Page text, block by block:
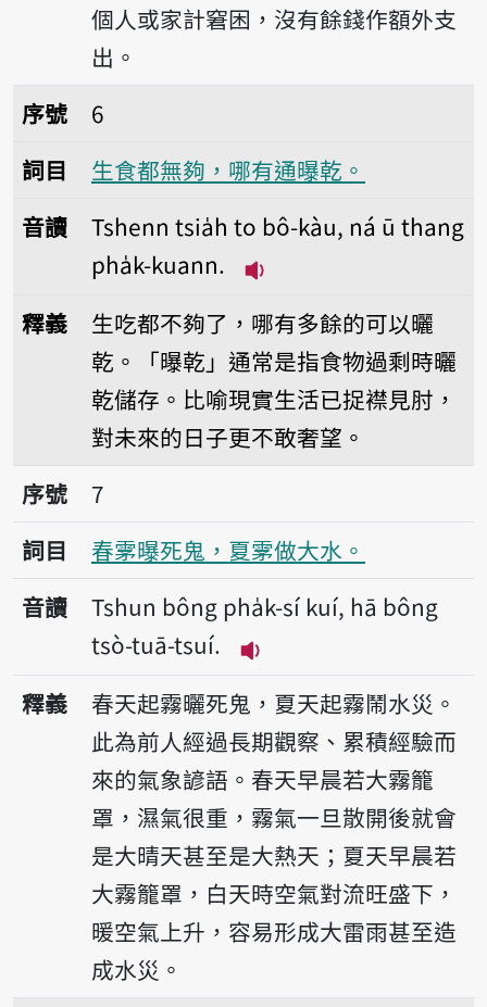
個人或家計窘困，沒有餘錢作額外支
出。
序號6生食都無夠，哪有通曝乾。
序號
6
詞目
生食都無夠，哪有通曝乾。
音讀
Tshenn tsia̍h to bô-kàu, ná ū thang
pha̍k-kuann.
釋義
生吃都不夠了，哪有多餘的可以曬
乾。「曝乾」通常是指食物過剩時曬
乾儲存。比喻現實生活已捉襟見肘，
對未來的日子更不敢奢望。
序號7春雺曝死鬼，夏雺做大水。
序號
7
詞目
春雺曝死鬼，夏雺做大水。
音讀
Tshun bông pha̍k-sí kuí, hā bông
tsò-tuā-tsuí.
播放音讀Tshun bông
釋義
春天起霧曬死鬼，夏天起霧鬧水災。
此為前人經過長期觀察、累積經驗而
來的氣象諺語。春天早晨若大霧籠
罩，濕氣很重，霧氣一旦散開後就會
是大晴天甚至是大熱天；夏天早晨若
大霧籠罩，白天時空氣對流旺盛下，
暖空氣上升，容易形成大雷雨甚至造
成水災。